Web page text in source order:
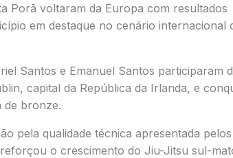
Porã voltaram da Europa com resultados
em destaque no cenário internacional
Santos e Emanuel Santos participaram
, capital da República da Irlanda, e
de bronze.
pela qualidade técnica apresentada pelos
o crescimento do Jiu-Jitsu sul-